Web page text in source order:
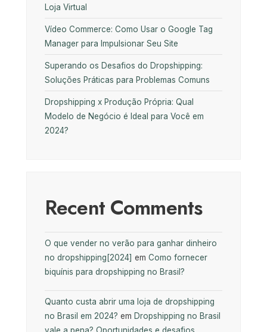
Loja Virtual
Vídeo Commerce: Como Usar o Google Tag
Manager para Impulsionar Seu Site
Superando os Desafios do Dropshipping:
Soluções Práticas para Problemas Comuns
Dropshipping x Produção Própria: Qual
Modelo de Negócio é Ideal para Você em
2024?
Recent Comments
O que vender no verão para ganhar dinheiro
no dropshipping[2024] em Como fornecer
biquínis para dropshipping no Brasil?
Quanto custa abrir uma loja de dropshipping
no Brasil em 2024? em Dropshipping no Brasil